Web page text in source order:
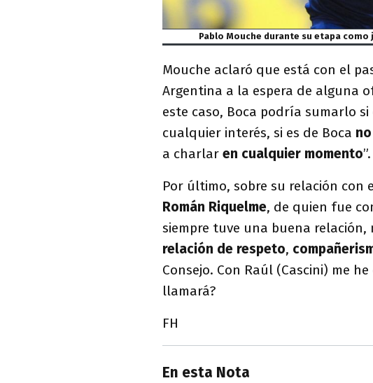
Pablo Mouche durante su etapa
Mouche aclaró que está con el
Argentina a la espera de alguna
este caso, Boca podría sumarlo
cualquier interés, si es de Boca
a charlar en cualquier momento”.
Por último, sobre su relación con
Román Riquelme, de quien fue
siempre tuve una buena relación,
relación de respeto,
Consejo. Con Raúl (Cascini) me
llamará?
FH
En esta Nota